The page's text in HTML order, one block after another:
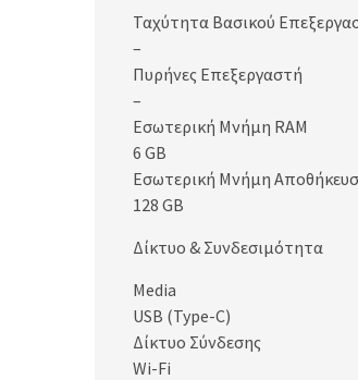
Ταχύτητα Βασικού
–
Πυρήνες Επεξεργαστή
–
Εσωτερική Μνήμη RAM
6 GB
Εσωτερική Μνήμη
128 GB
Δίκτυο & Συνδεσιμότητα
Media
USB (Type-C)
Δίκτυο Σύνδεσης
Wi-Fi